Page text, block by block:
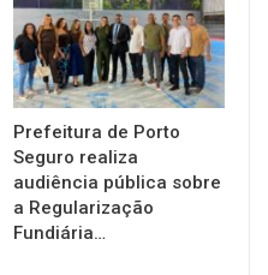
Prefeitura de Porto
Seguro realiza
audiência pública sobre
a Regularização
Fundiária…